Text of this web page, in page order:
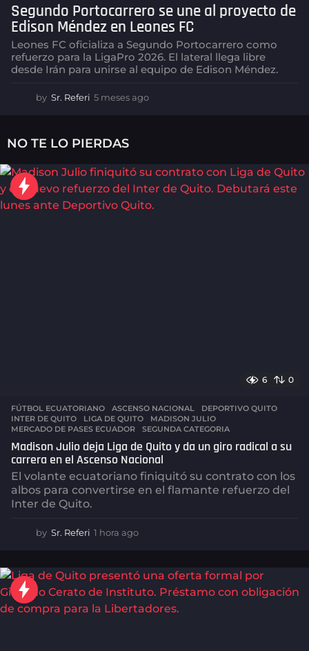
Segundo Portocarrero se une al proyecto de
Edison Méndez en Leones FC
Leones FC oficializa a Segundo Portocarrero como
refuerzo para la LigaPro 2026. El lateral llega libre
desde Irán para unirse al equipo de Edison Méndez.
by Sr. Referi 5 meses ago
a
g
o
NO TE LO PIERDAS
6 0
FÚTBOL ECUATORIANO ASCENSO NACIONAL ,DEPORTIVO QUITO
INTER DE QUITO
,LIGA DE QUITO ,MADISON JULIO
MERCADO DE PASES ECUADOR
,SEGUNDA CATEGORIA
Madison Julio deja Liga de Quito y da un giro radical a su
carrera en el Ascenso Nacional
El volante ecuatoriano finiquitó su contrato con los
albos para convertirse en el flamante refuerzo del
Inter de Quito.
by Sr. Referi 1 hora ago
r
a
g